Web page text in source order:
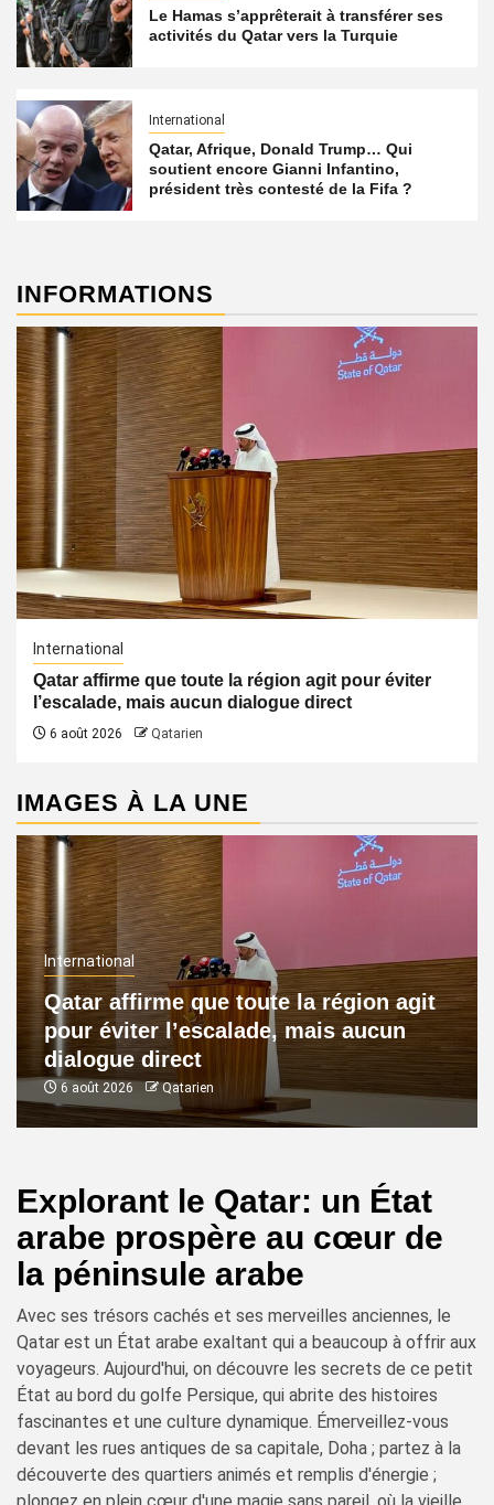
Le Hamas s’apprêterait à transférer ses
activités du Qatar vers la Turquie
International
Qatar, Afrique, Donald Trump… Qui
soutient encore Gianni Infantino,
président très contesté de la Fifa ?
INFORMATIONS
International
Qatar affirme que toute la région agit pour éviter
l’escalade, mais aucun dialogue direct
6 août 2026 Qatarien
IMAGES À LA UNE
International
Qatar affirme que toute la région agit
pour éviter l’escalade, mais aucun
dialogue direct
6 août 2026 Qatarien
Explorant le Qatar: un État
arabe prospère au cœur de
la péninsule arabe
Avec ses trésors cachés et ses merveilles anciennes, le
Qatar est un État arabe exaltant qui a beaucoup à offrir aux
voyageurs. Aujourd'hui, on découvre les secrets de ce petit
État au bord du golfe Persique, qui abrite des histoires
fascinantes et une culture dynamique. Émerveillez-vous
devant les rues antiques de sa capitale, Doha ; partez à la
découverte des quartiers animés et remplis d'énergie ;